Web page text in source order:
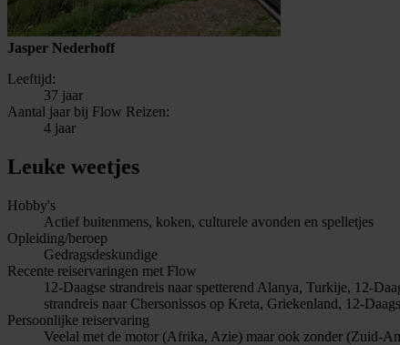
Jasper Nederhoff
Leeftijd:
37 jaar
Aantal jaar bij Flow Reizen:
4 jaar
Leuke weetjes
Hobby's
Actief buitenmens, koken, culturele avonden en spelletjes
Opleiding/beroep
Gedragsdeskundige
Recente reiservaringen met Flow
12-Daagse strandreis naar spetterend Alanya, Turkije, 12-
strandreis naar Chersonissos op Kreta, Griekenland, 12-
Persoonlijke reiservaring
Veelal met de motor (Afrika, Azie) maar ook zonder (Zuid-